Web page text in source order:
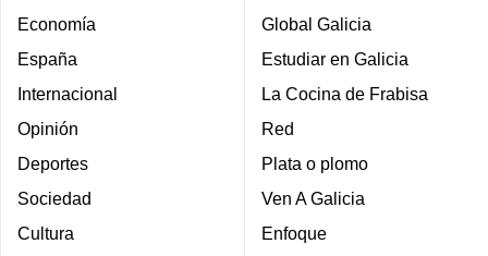
Economía
España
Internacional
Opinión
Deportes
Sociedad
Cultura
Global Galicia
Estudiar en Galicia
La Cocina de Frabisa
Red
Plata o plomo
Ven A Galicia
Enfoque